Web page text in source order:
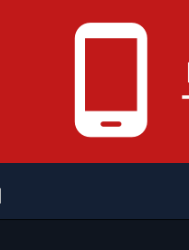
phone_android